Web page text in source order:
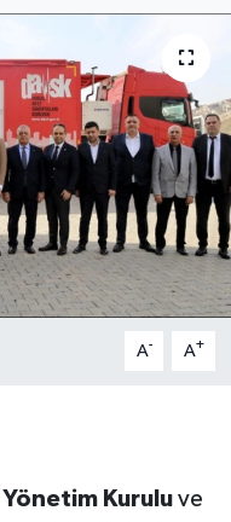
A- A+
Yönetim Kuruluve